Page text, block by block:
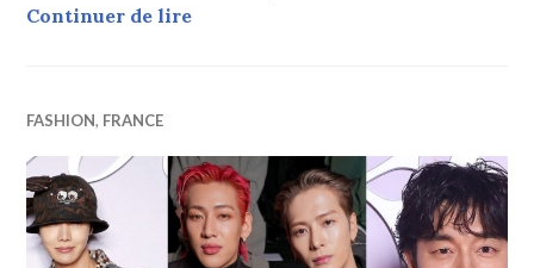
Continuer de lireTrailer du drama « The Witch »
FASHION, FRANCE